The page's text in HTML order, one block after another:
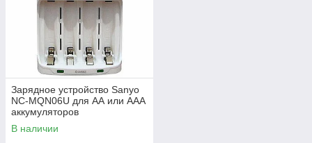
Зарядное устройство Sanyo
NC-MQN06U для АА или ААА
аккумуляторов
В наличии